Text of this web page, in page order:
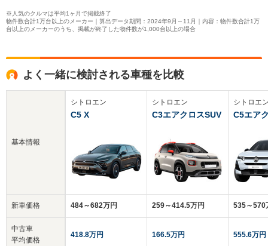
※人気のクルマは平均1ヶ月で掲載終了
物件数合計1万台以上のメーカー｜算出データ期間：2024年9月～11月｜内容：物件数合計1万
台以上のメーカーのうち、掲載が終了した物件数が1,000台以上の場合
よく一緒に検討される車種を比較
基本情報
新車価格
中古車
平均価格
シトロエン
C5 X
484～682万円
418.8万円
シトロエン
C3エアクロスSUV
259～414.5万円
166.5万円
シトロエ
C5エア
535～570
555.6万円